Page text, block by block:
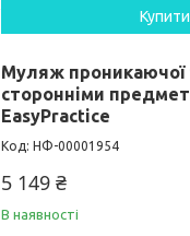
Купити
Муляж проникаючої
сторонніми
EasyPractice
НФ-00001954
5 149 ₴
В наявності